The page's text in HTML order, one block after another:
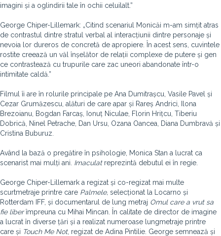
imagini și a oglindirii tale în ochii celuilalt.”
George Chiper-Lillemark: „Citind scenariul Monicăi m-am simțit atras
de contrastul dintre stratul verbal al interacțiunii dintre personaje și
nevoia lor dureros de concretă de apropiere. În acest sens, cuvintele
rostite creează un văl înșelător de relații complexe de putere și gen
ce contrastează cu trupurile care zac uneori abandonate într-o
intimitate caldă.”
Filmul îi are în rolurile principale pe Ana Dumitrașcu, Vasile Pavel și
Cezar Grumăzescu, alături de care apar și Rareș Andrici, Ilona
Brezoianu, Bogdan Farcaș, Ionuț Niculae, Florin Hrițcu, Tiberiu
Dobrică, Ninel Petrache, Dan Ursu, Ozana Oancea, Diana Dumbravă și
Cristina Buburuz.
Având la bază o pregătire în psihologie, Monica Stan a lucrat ca
scenarist mai mulți ani. Imaculatreprezintă debutul ei în regie.
George Chiper-Lillemark a regizat și co-regizat mai multe
scurtmetraje printre care Palmele, selecționat la Locarno și
Rotterdam IFF, și documentarul de lung metraj Omul care a vrut sa
fie liberîmpreuna cu Mihai Mincan. În calitate de director de imagine
a lucrat în diverse țări și a realizat numeroase lungmetraje printre
care și Touch Me Not, regizat de Adina Pintilie. George semnează și